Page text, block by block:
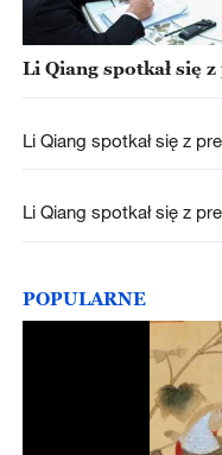
Li Qiang spotkał się
Li Qiang spotkał się z
Li Qiang spotkał się z
POPULARNE